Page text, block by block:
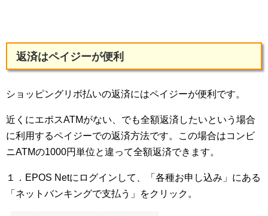
返済はペイジーが便利
ショッピングリボ払いの返済にはペイジーが便利です。
近くにエポスATMがない、でも全額返済したいという場合
に利用するペイジーでの返済方法です。この場合はコンビ
ニATMの1000円単位と違って全額返済できます。
１．EPOS Netにログインして、「各種お申し込み」にある
「ネットバンキングで支払う」をクリック。